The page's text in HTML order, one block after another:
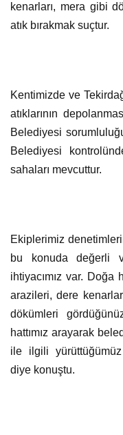
kenarları, mera gibi
atık bırakmak suçtur.
Kentimizde ve
atıklarının
Belediyesi
Belediyesi
sahaları mevcuttur.
Ekiplerimiz
bu konuda değerli
ihtiyacımız var. Doğa
arazileri, dere
dökümleri
hattımız arayarak
ile ilgili
diye konuştu.